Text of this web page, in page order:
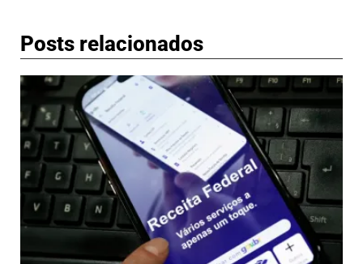
Posts relacionados